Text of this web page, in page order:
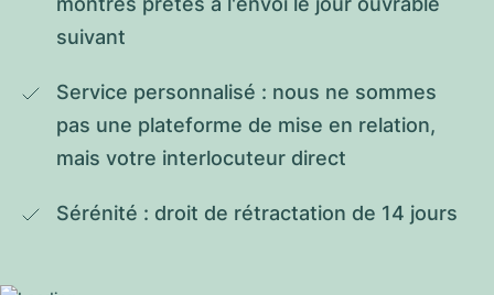
suivant
Service personnalisé : nous ne sommes
pas une plateforme de mise en relation,
mais votre interlocuteur direct
Sérénité : droit de rétractation de 14 jours